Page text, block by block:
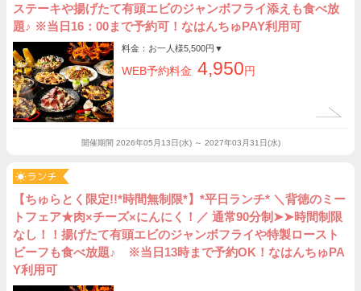
ステーキや揚げたて有頭エビのジャンボフライ添えも食べ放
題♪ ※当日16：00まで予約可！なはんちゅPAY利用可
料金：お一人様5,500円 ▼
WEB予約料金 4,950円
開催期間 2026年05月13日(水) ～ 2027年03月31日(水)
【ちゅらとく限定!!*時間無制限*】*平日ランチ* ＼背徳のミー
トフェア★肉×チーズ×にんにく！／ 通常90分制➤➤時間制限
なし！！揚げたて有頭エビのジャンボフライや特製ロースト
ビーフも食べ放題♪ ※当日13時まで予約OK！なはんちゅPA
Y利用可